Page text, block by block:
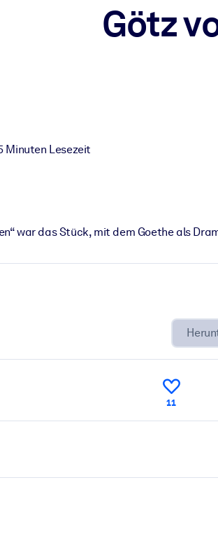
mit vertrauenswürdigem, praxisnahem
um die Ergebnisse Ihrer KI-Systeme zu
Götz
Minuten Lesezeit
war das Stück, mit dem Goethe als
11